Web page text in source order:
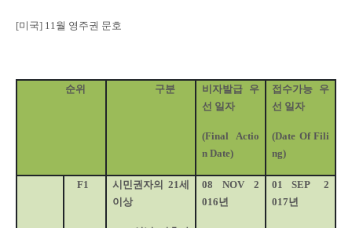
[미국] 11월 영주권 문호
순위 구분
비자발급 우
선 일자
(Final Actio
n Date)
접수가능 우
선 일자
(Date Of Fili
ng)
F1 시민권자의 21세
이상
08 NOV
2
016년
01 SEP
2
017년